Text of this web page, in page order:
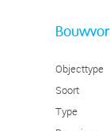
en
voor forenzen
Objecttype
Soort
Type